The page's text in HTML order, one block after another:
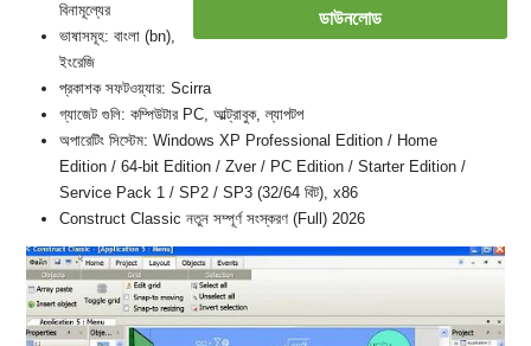
ডাউনলোড
বিনামূল্যের
ভাষাসমূহ: বাংলা (bn),
ইংরেজি
প্রকাশক সফটওয়্যার: Scirra
গ্যাজেট গুলি: কম্পিউটার PC, আল্ট্রাবুক, ল্যাপটপ
অপারেটিং সিস্টেম: Windows XP Professional Edition / Home
Edition / 64-bit Edition / Zver / PC Edition / Starter Edition /
Service Pack 1 / SP2 / SP3 (32/64 বিট), x86
Construct Classic নতুন সম্পূর্ণ সংস্করণ (Full) 2026